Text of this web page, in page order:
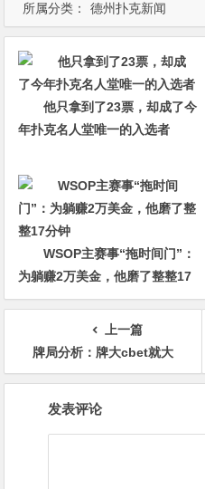
所属分类： 德州扑克新闻
他只拿到了23票，却成了今
年扑克名人堂唯一的入选者
WSOP主赛事“拖时间门”：
为躺赚2万美金，他磨了整整17
分钟
上一篇
牌局分析：牌大cbet就大
发表评论